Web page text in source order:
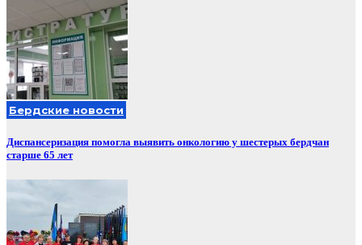
Бердские новости
Диспансеризация помогла выявить онкологию у шестерых бердчан
старше 65 лет